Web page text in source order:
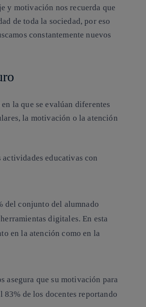
y motivación nos recuerda que
de toda la sociedad, por eso
constantemente nuevos
en la que se evalúan diferentes
la motivación o la atención
actividades educativas con
del conjunto del alumnado
digitales. En esta
en la atención como en la
asegura que su motivación para
de los docentes reportando